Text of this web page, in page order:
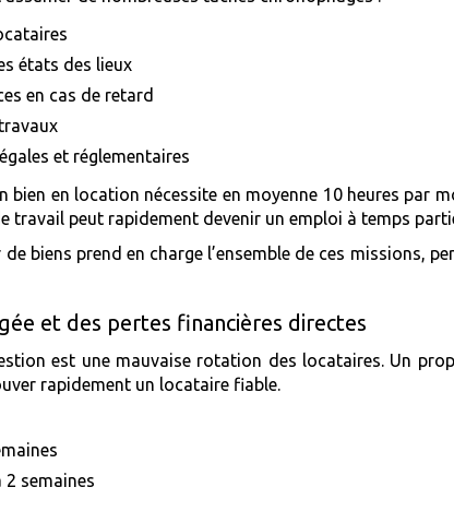
états des lieux
en cas de retard
et réglementaires
bien en location nécessite en moyenne 10 heures par
travail peut rapidement devenir un emploi à temps
biens prend en charge l’ensemble de ces missions,
et des pertes financières directes
est une mauvaise rotation des locataires. Un
rapidement un locataire fiable.
2 semaines